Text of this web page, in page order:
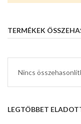
TERMÉKEK
Nincs
LEGTÖBBET